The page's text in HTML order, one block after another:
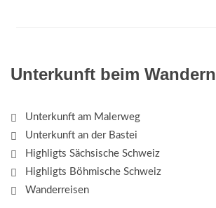
Unterkunft beim Wandern
Unterkunft am Malerweg
Unterkunft an der Bastei
Highligts Sächsische Schweiz
Highligts Böhmische Schweiz
Wanderreisen